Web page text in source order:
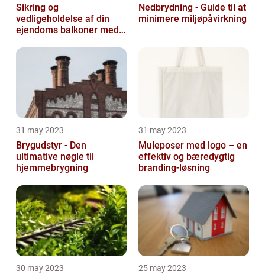
Sikring og
vedligeholdelse af din
ejendoms balkoner med
Nedbrydning - Guide til at
minimere miljøpåvirkning
31 may 2023
Brygudstyr - Den
ultimative nøgle til
hjemmebrygning
31 may 2023
Muleposer med logo – en
effektiv og bæredygtig
branding-løsning
30 may 2023 25 may 2023